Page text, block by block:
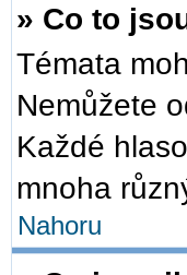
» Co to
Témata
Nemůžete
Každé
mnoha
Nahoru